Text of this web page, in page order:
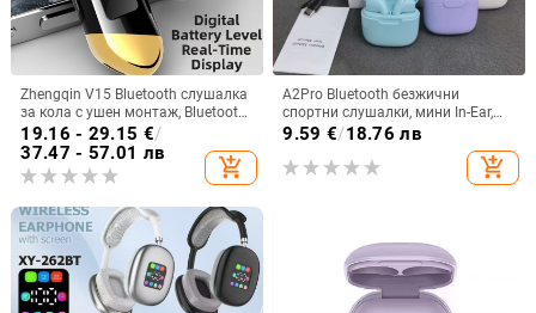
Zhengqin V15 Bluetooth слушалка
за кола с ушен монтаж, Bluetooth
5.2, цифров дисплей, живот на
батерията над 8 ч, обхват 10 м,
IPX3 водоустойчива
19.16 - 29.15 €/
37.47 - 57.01 лв
add_shopping_cart
A2Pro Bluetooth безжични
спортни слушалки, мини In-Ear,
5.3 дълга издръжливост на
9.59 €/18.76 лв
add_shopping_cart